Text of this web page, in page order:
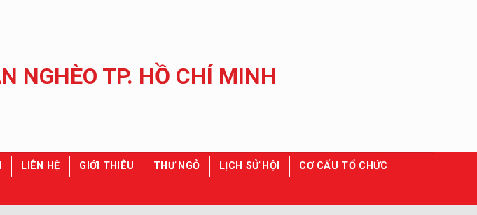
LIÊN HỆ GIỚI THIÊU THƯ NGỎ LỊCH SỬ HỘI CƠ CẤU TỔ CHỨC